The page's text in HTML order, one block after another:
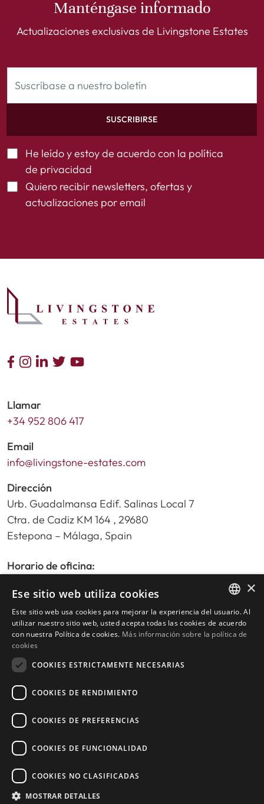
Manténgase informado
Actualizaciones exclusivas de Livingstone Estates
SUSCRIBIRSE
He leído y estoy de acuerdo con la política
de privacidad
Quiero recibir newsletters, ofertas y
actualizaciones por email
Llamar
+34 952 806 417
Email
info@livingstone-estates.com
Dirección
Urb. Guadalmansa Edif. Salinas Local 7
Ctra. de Cadiz KM 164 , 29680
Estepona – Málaga, Spain
Horario de oficina:
Sábados y festivos de 10:00am a 14:00pm
Inicio
Buscador de propiedades
Escribir reseña
Política de privacidad
© 2026
Construido por
ENGLISH
SPANISH
×
Ese sitio web utiliza cookies
Este sitio web usa cookies para mejorar la experiencia del usuario. Al
utilizar nuestro sitio web, usted acepta todas las cookies de acuerdo
con nuestra Política de cookies. Más información sobre la política de
cookies
COOKIES ESTRICTAMENTE NECESARIAS
COOKIES DE RENDIMIENTO
COOKIES DE PREFERENCIAS
COOKIES DE FUNCIONALIDAD
COOKIES NO CLASIFICADAS
MOSTRAR DETALLES